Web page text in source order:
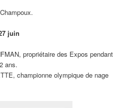
juin
propriétaire des Expos pendant
ans.
championne olympique de nage